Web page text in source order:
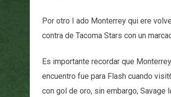
Por otro I ado Monterrey qui ere
contra de Tacoma Stars con un
Es importante recordar que
encuentro fue para Flash cuando
con gol de oro, sin embargo,